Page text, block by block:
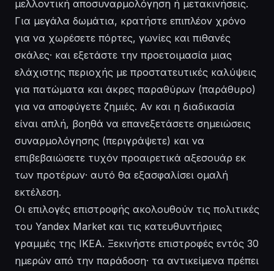
μελλοντική αποσυναρμολόγηση ή μετακινήσεις.
Για μεγάλα δωμάτια, κρατήστε επιπλέον χρόνο
για να χωρέσετε πόρτες, γωνίες και πιθανές
σκάλες· και εξετάστε την προετοιμασία μιας
ελάχιστης περιοχής με προστατευτικές καλύψεις
για πατώματα και άκρες παραθύρων (παράθυρο)
για να αποφύγετε ζημιές. Αν και η διαδικασία
είναι απλή, βοηθά να επανεξετάσετε σημειώσεις
συναρμολόγησης (περιγράψετε) και να
επιβεβαιώσετε τυχόν προαιρετικά αξεσουάρ εκ
των προτέρων· αυτό θα εξασφαλίσει ομαλή
εκτέλεση.
Οι επιλογές επιστροφής ακολουθούν τις πολιτικές
του Yandex Market και τις κατευθυντήριες
γραμμές της IKEA. Ξεκινήστε επιστροφές εντός 30
ημερών από την παράδοση· τα αντικείμενα πρέπει